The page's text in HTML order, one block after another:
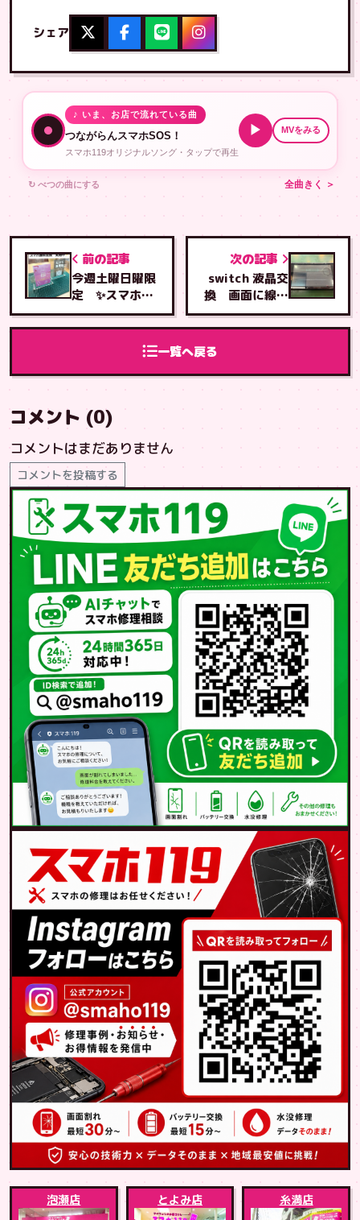
シェア
♪ いま、お店で流れている曲
つながらんスマホSOS！
スマホ119オリジナルソング・タップで再生
▶ MVをみる
↻ べつの曲にする 全曲きく ＞
前の記事
今週土曜日曜限
定 ✨スマホ無
料点検✨
一覧へ戻る
次の記事
switch 液晶交
換 画面に線が
入る
コメント (0)
コメントはまだありません
コメントを投稿する
泡瀬店 とよみ店 糸満店